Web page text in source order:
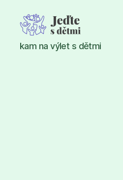
Jeďte
s
kam na výlet s dětmi